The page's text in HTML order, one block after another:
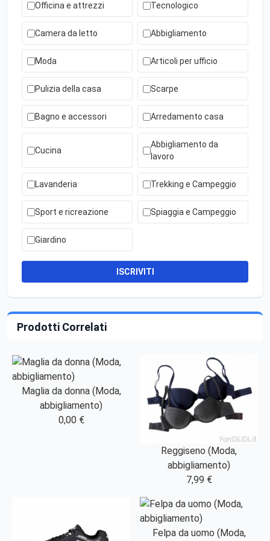
Officina e attrezzi Tecnologico
Camera da letto Abbigliamento
Moda Articoli per ufficio
Pulizia della casa Scarpe
Bagno e accessori Arredamento casa
Cucina
Abbigliamento da
lavoro
Lavanderia Trekking e Campeggio
Sport e ricreazione Spiaggia e Campeggio
Giardino
ISCRIVITI
Prodotti Correlati
Maglia da donna (Moda,
abbigliamento)
0,00 €
Reggiseno (Moda,
abbigliamento)
7,99 €
Felpa da uomo (Moda,